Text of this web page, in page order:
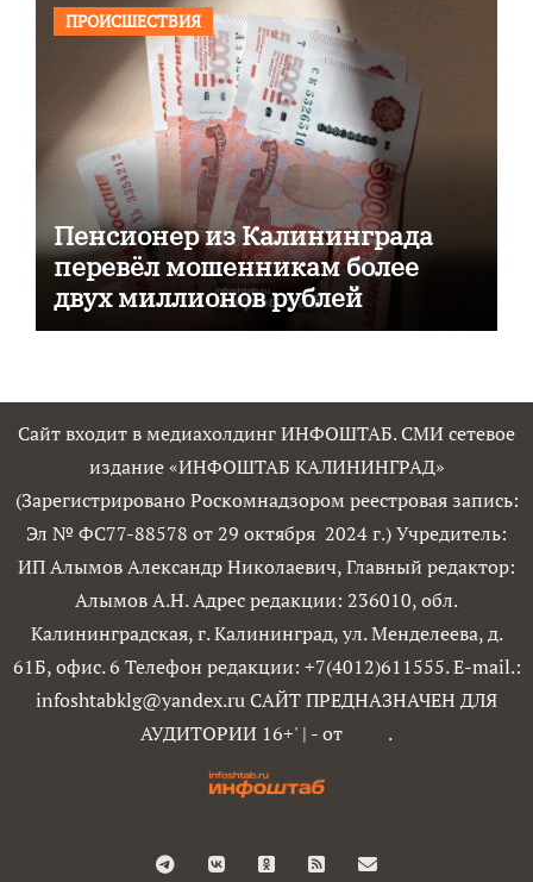
ПРОИСШЕСТВИЯ
Пенсионер из Калининграда
перевёл мошенникам более
двух миллионов рублей
Сайт входит в медиахолдинг ИНФОШТАБ. СМИ сетевое
издание «ИНФОШТАБ КАЛИНИНГРАД»
(Зарегистрировано Роскомнадзором реестровая запись:
Эл № ФС77-88578 от 29 октября 2024 г.) Учредитель:
ИП Алымов Александр Николаевич, Главный редактор:
Алымов А.Н. Адрес редакции: 236010, обл.
Калининградская, г. Калининград, ул. Менделеева, д.
61Б, офис. 6 Телефон редакции: +7(4012)611555. E-mail.:
infoshtabklg@yandex.ru САЙТ ПРЕДНАЗНАЧЕН ДЛЯ
АУДИТОРИИ 16+' | - от .